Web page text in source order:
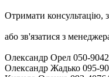
Отримати консультацію,
або зв'язатися з
Олександр Орел 050-
Олександр Жадько 095-